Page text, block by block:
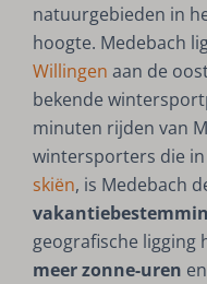
natuurgebieden in
hoogte. Medebach
Willingenaan de
bekende
minuten rijden van
wintersporters die
skiën, is Medebach
geografische ligging
meer zonne-uren en